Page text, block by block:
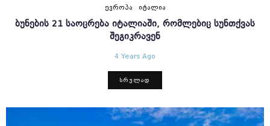
ᲔᲕᲠᲝᲞᲐ ᲘᲢᲐᲚᲘᲐ
ᲑᲣᲜᲔᲑᲘᲡ 21 ᲡᲐᲝᲪᲠᲔᲑᲐ ᲘᲢᲐᲚᲘᲐᲨᲘ, ᲠᲝᲛᲚᲔᲑᲘᲪ ᲡᲣᲜᲗᲥᲕᲐᲡ
ᲨᲔᲒᲘᲙᲠᲐᲕᲔᲜ
4 Years Ago
ᲡᲠᲣᲚᲐᲓ